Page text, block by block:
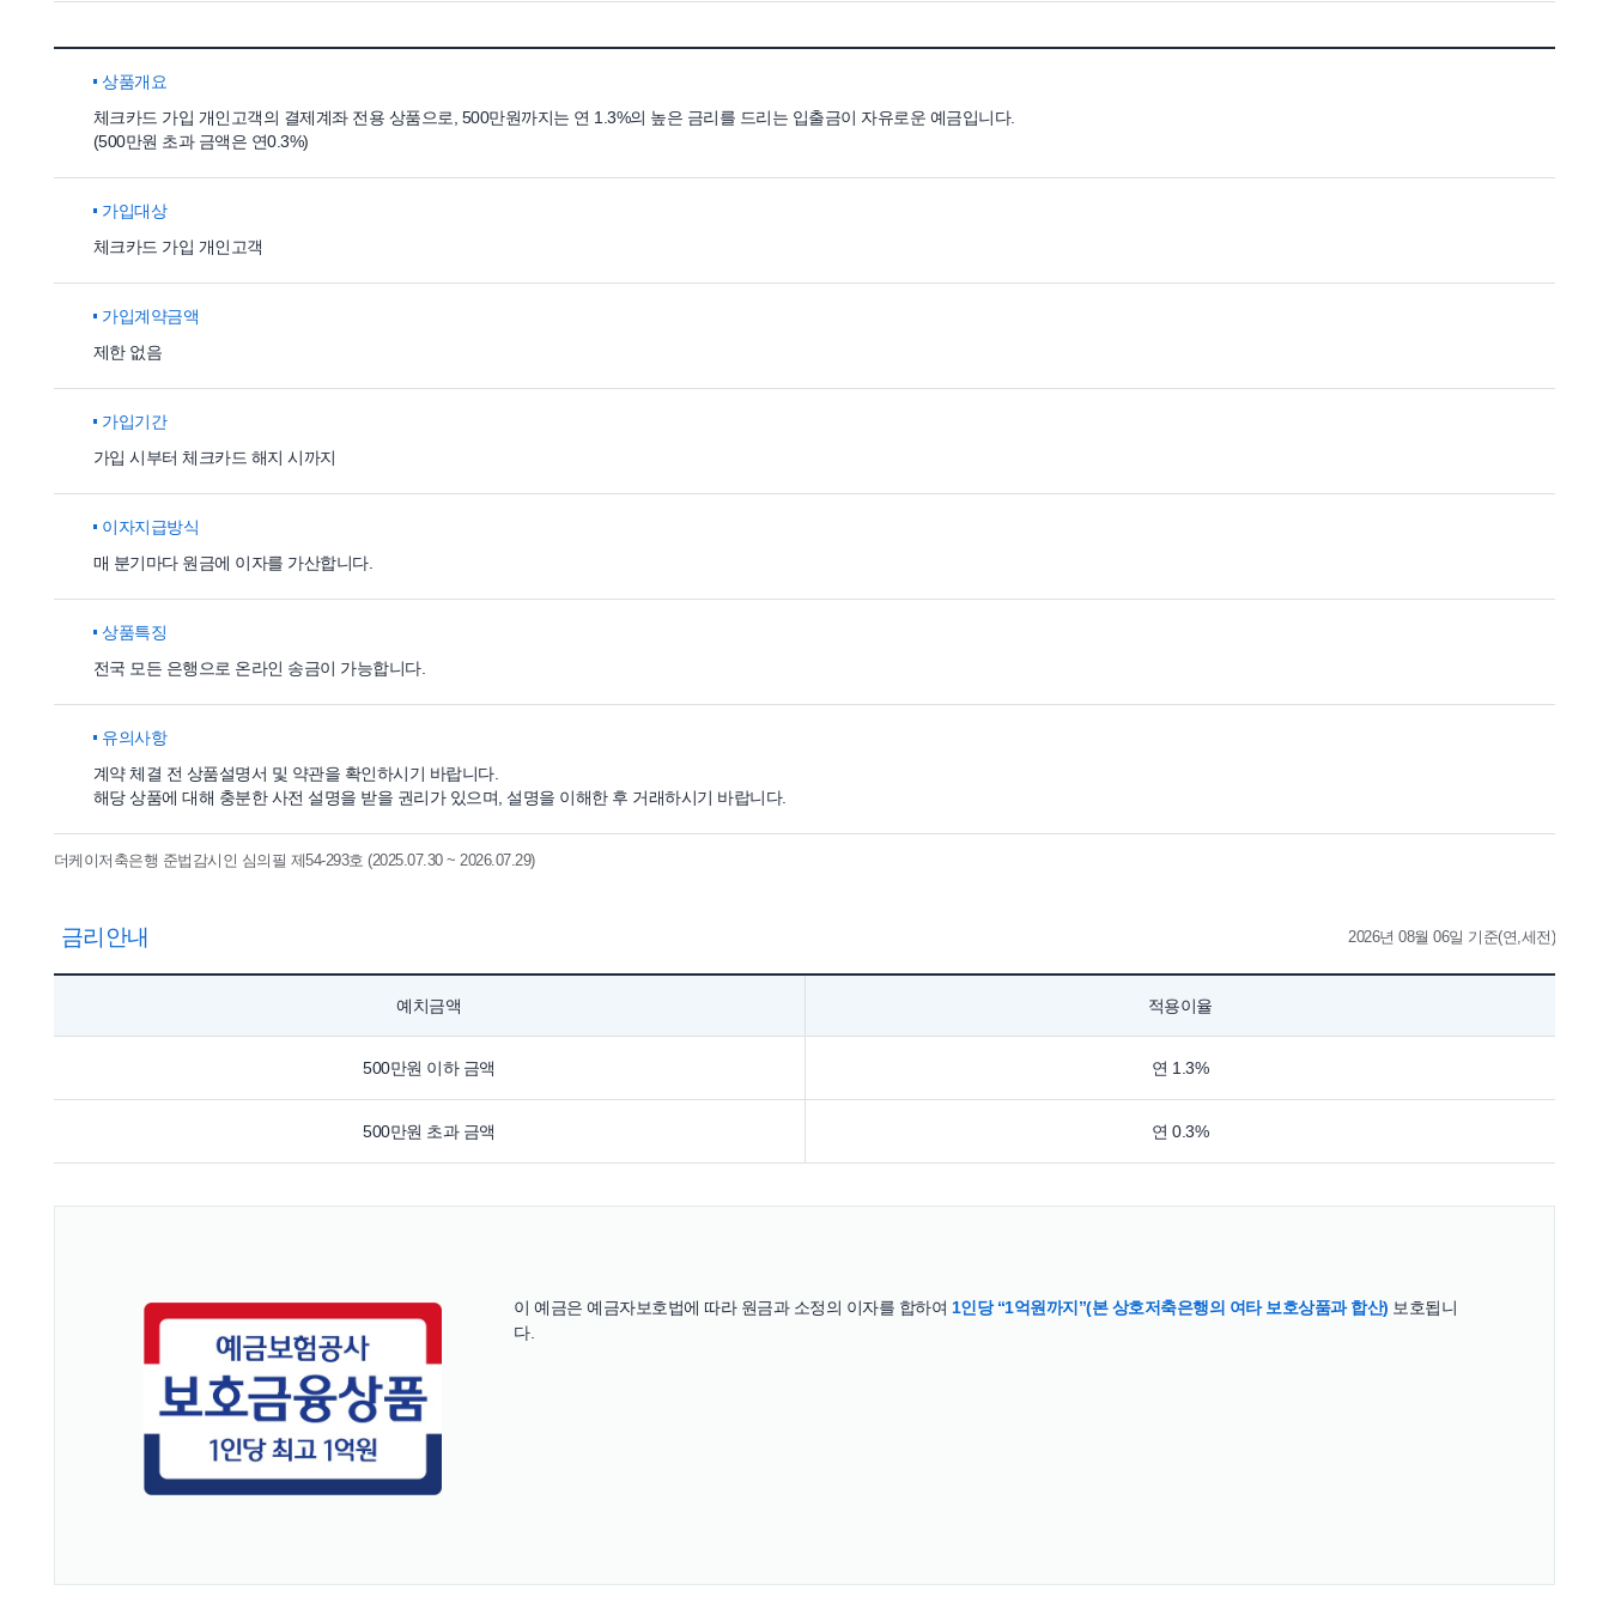
상품개요
체크카드 가입 개인고객의 결제계좌 전용 상품으로, 500만원까지는 연 1.3%의 높은 금리를 드리는 입출금이 자유로운 예금입니다.
(500만원 초과 금액은 연0.3%)
가입대상
체크카드 가입 개인고객
가입계약금액
제한 없음
가입기간
가입 시부터 체크카드 해지 시까지
이자지급방식
매 분기마다 원금에 이자를 가산합니다.
상품특징
전국 모든 은행으로 온라인 송금이 가능합니다.
유의사항
계약 체결 전 상품설명서 및 약관을 확인하시기 바랍니다.
해당 상품에 대해 충분한 사전 설명을 받을 권리가 있으며, 설명을 이해한 후 거래하시기 바랍니다.
더케이저축은행 준법감시인 심의필 제54-293호 (2025.07.30 ~ 2026.07.29)
금리안내 2026년 08월 06일 기준(연,세전)
예치금액 적용이율
500만원 이하 금액 연 1.3%
500만원 초과 금액 연 0.3%
이 예금은 예금자보호법에 따라 원금과 소정의 이자를 합하여 1인당 “1억원까지”(본 상호저축은행의 여타 보호상품과 합산) 보호됩니
다.